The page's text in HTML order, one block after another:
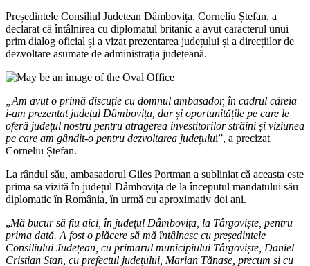
Președintele Consiliul Județean Dâmbovița, Corneliu Ștefan, a
declarat că întâlnirea cu diplomatul britanic a avut caracterul unui
prim dialog oficial și a vizat prezentarea județului și a direcțiilor de
dezvoltare asumate de administrația județeană.
„Am avut o primă discuție cu domnul ambasador, în cadrul căreia
i-am prezentat județul Dâmbovița, dar și oportunitățile pe care le
oferă județul nostru pentru atragerea investitorilor străini și viziunea
pe care am gândit-o pentru dezvoltarea județului”, a precizat
Corneliu Ștefan.
La rândul său, ambasadorul Giles Portman a subliniat că aceasta este
prima sa vizită în județul Dâmbovița de la începutul mandatului său
diplomatic în România, în urmă cu aproximativ doi ani.
„Mă bucur să fiu aici, în județul Dâmbovița, la Târgoviște, pentru
prima dată. A fost o plăcere să mă întâlnesc cu președintele
Consiliului Județean, cu primarul municipiului Târgoviște, Daniel
Cristian Stan, cu prefectul județului, Marian Tănase, precum și cu